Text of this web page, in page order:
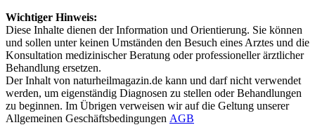
Wichtiger Hinweis:
Diese Inhalte dienen der Information und Orientierung. Sie können
und sollen unter keinen Umständen den Besuch eines Arztes und die
Konsultation medizinischer Beratung oder professioneller ärztlicher
Behandlung ersetzen.
Der Inhalt von naturheilmagazin.de kann und darf nicht verwendet
werden, um eigenständig Diagnosen zu stellen oder Behandlungen
zu beginnen. Im Übrigen verweisen wir auf die Geltung unserer
Allgemeinen Geschäftsbedingungen AGB